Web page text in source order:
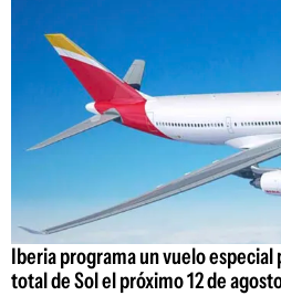
Iberia programa un vuelo especial
total de Sol el próximo 12 de